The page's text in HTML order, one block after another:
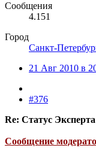
Сообщения
4.151
Город
Санкт-
21 Авг 2010 в
#376
Re: Статус
Сообщение